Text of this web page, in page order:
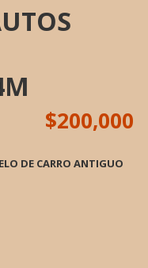
$200,000
DE CARRO ANTIGUO